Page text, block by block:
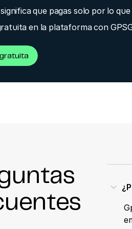
que pagas solo por lo
en la plataforma con
expand_less